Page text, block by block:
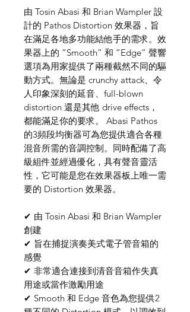
由 Tosin Abasi 和 Brian Wampler 設
計的 Pathos Distortion 效果器，旨
在滿足各地多功能結他手的需求。效
果器上的 “Smooth” 和 “Edge” 聲響
選項為用家提供了兩種截然不同的驅
動方式。無論是 crunchy attack、令
人印象深刻的延音、full-blown
distortion 還是其他 drive effects，
都能滿足你的要求。 Abasi Pathos
的3頻段均衡器可為您提供適合各種
混音所需的音調控制。同時配備了高
級組件並經過優化，具有聲音靈活
性，它可能是您在效果器板上唯一需
要的 Distortion 效果器。
✔ 由 Tosin Abasi 和 Brian Wampler
創建
✔ 旨在捕捉演奏美式電子管音箱的
感覺
✔ 非常適合連接到清音音箱作失真
用途或當作激勵用途
✔ Smooth 和 Edge 音色為您提供2